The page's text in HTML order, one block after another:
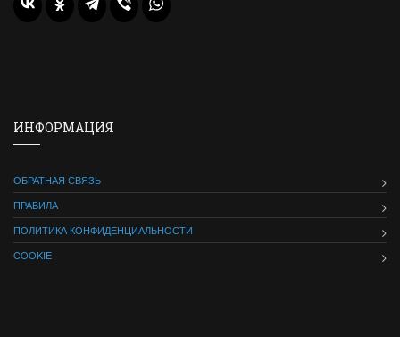
ИНФОРМАЦИЯ
ОБРАТНАЯ СВЯЗЬ
ПРАВИЛА
ПОЛИТИКА КОНФИДЕНЦИАЛЬНОСТИ
COOKIE